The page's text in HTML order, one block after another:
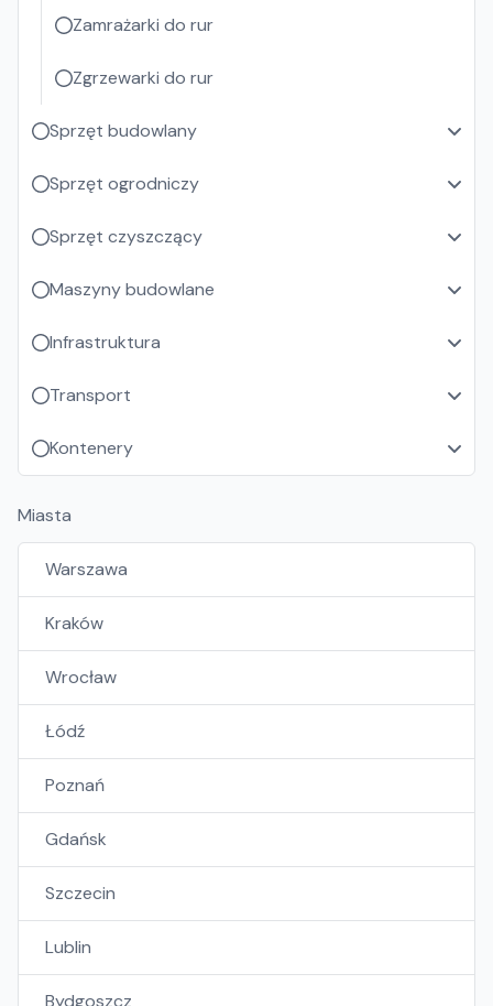
Zamrażarki do rur
Zgrzewarki do rur
Sprzęt budowlany
Sprzęt ogrodniczy
Sprzęt czyszczący
Maszyny budowlane
Infrastruktura
Transport
Kontenery
Miasta
Warszawa
Kraków
Wrocław
Łódź
Poznań
Gdańsk
Szczecin
Lublin
Bydgoszcz